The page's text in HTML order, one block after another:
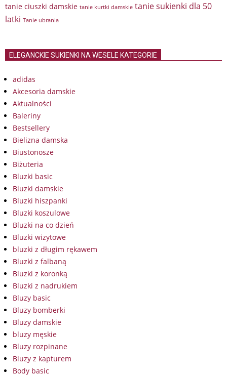
tanie ciuszki damskie tanie kurtki damskie tanie sukienki dla 50
latki Tanie ubrania
ELEGANCKIE SUKIENKI NA WESELE KATEGORIE
adidas
Akcesoria damskie
Aktualności
Baleriny
Bestsellery
Bielizna damska
Biustonosze
Biżuteria
Bluzki basic
Bluzki damskie
Bluzki hiszpanki
Bluzki koszulowe
Bluzki na co dzień
Bluzki wizytowe
bluzki z długim rękawem
Bluzki z falbaną
Bluzki z koronką
Bluzki z nadrukiem
Bluzy basic
Bluzy bomberki
Bluzy damskie
bluzy męskie
Bluzy rozpinane
Bluzy z kapturem
Body basic